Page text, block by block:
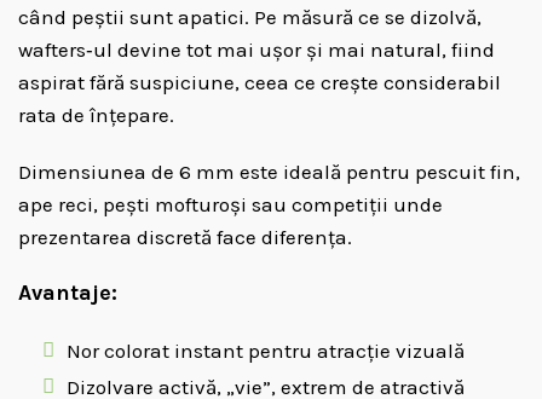
când peștii sunt apatici. Pe măsură ce se dizolvă,
wafters‑ul devine tot mai ușor și mai natural, fiind
aspirat fără suspiciune, ceea ce crește considerabil
rata de înțepare.
Dimensiunea de 6 mm este ideală pentru pescuit fin,
ape reci, pești mofturoși sau competiții unde
prezentarea discretă face diferența.
Avantaje:
Nor colorat instant pentru atracție vizuală
Dizolvare activă, „vie”, extrem de atractivă